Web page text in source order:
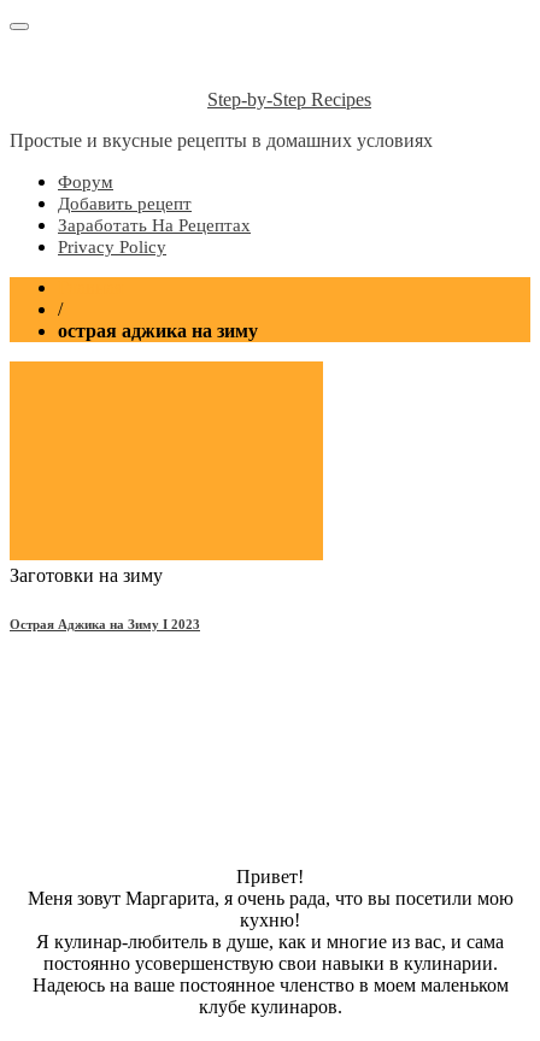
Step-by-Step Recipes
Простые и вкусные рецепты в домашних условиях
Форум
Добавить рецепт
Заработать На Рецептах
Privacy Policy
/
острая аджика на зиму
Заготовки на зиму
Острая Аджика на Зиму Ι 2023
Привет!
Меня зовут Маргарита, я очень рада, что вы посетили мою
кухню!
Я кулинар-любитель в душе, как и многие из вас, и сама
постоянно усовершенствую свои навыки в кулинарии.
Надеюсь на ваше постоянное членство в моем маленьком
клубе кулинаров.